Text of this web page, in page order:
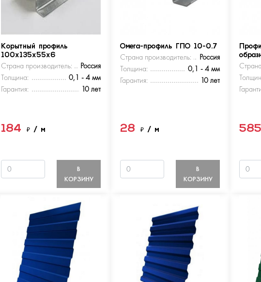
Корытный профиль
100х135х55х6
Страна производитель:
Россия
Толщина:
0,1 - 4 мм
Гарантия:
10 лет
184₽/ м
В
КОРЗИНУ
Омега-профиль ГПО 10-0.7
Страна производитель:
Россия
Толщина:
0,1 - 4 мм
Гарантия:
10 лет
28₽/ м
В
КОРЗИНУ